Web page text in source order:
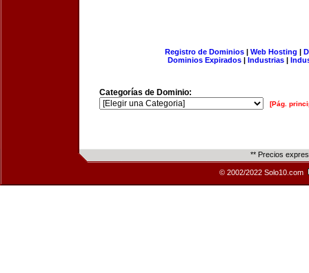
Registro de Dominios| Web Hosting |
Dominios Expirados | Industrias |
Categorías de Dominio:
[Pág.
** Precios
© 2002/2022 Solo10.com